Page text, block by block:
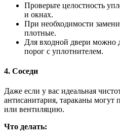
Проверьте целостность
и окнах.
При необходимости
плотные.
Для входной двери можно
порог с уплотнителем.
4. Соседи
Даже если у вас идеальная
антисанитария, тараканы могут
или вентиляцию.
Что делать: